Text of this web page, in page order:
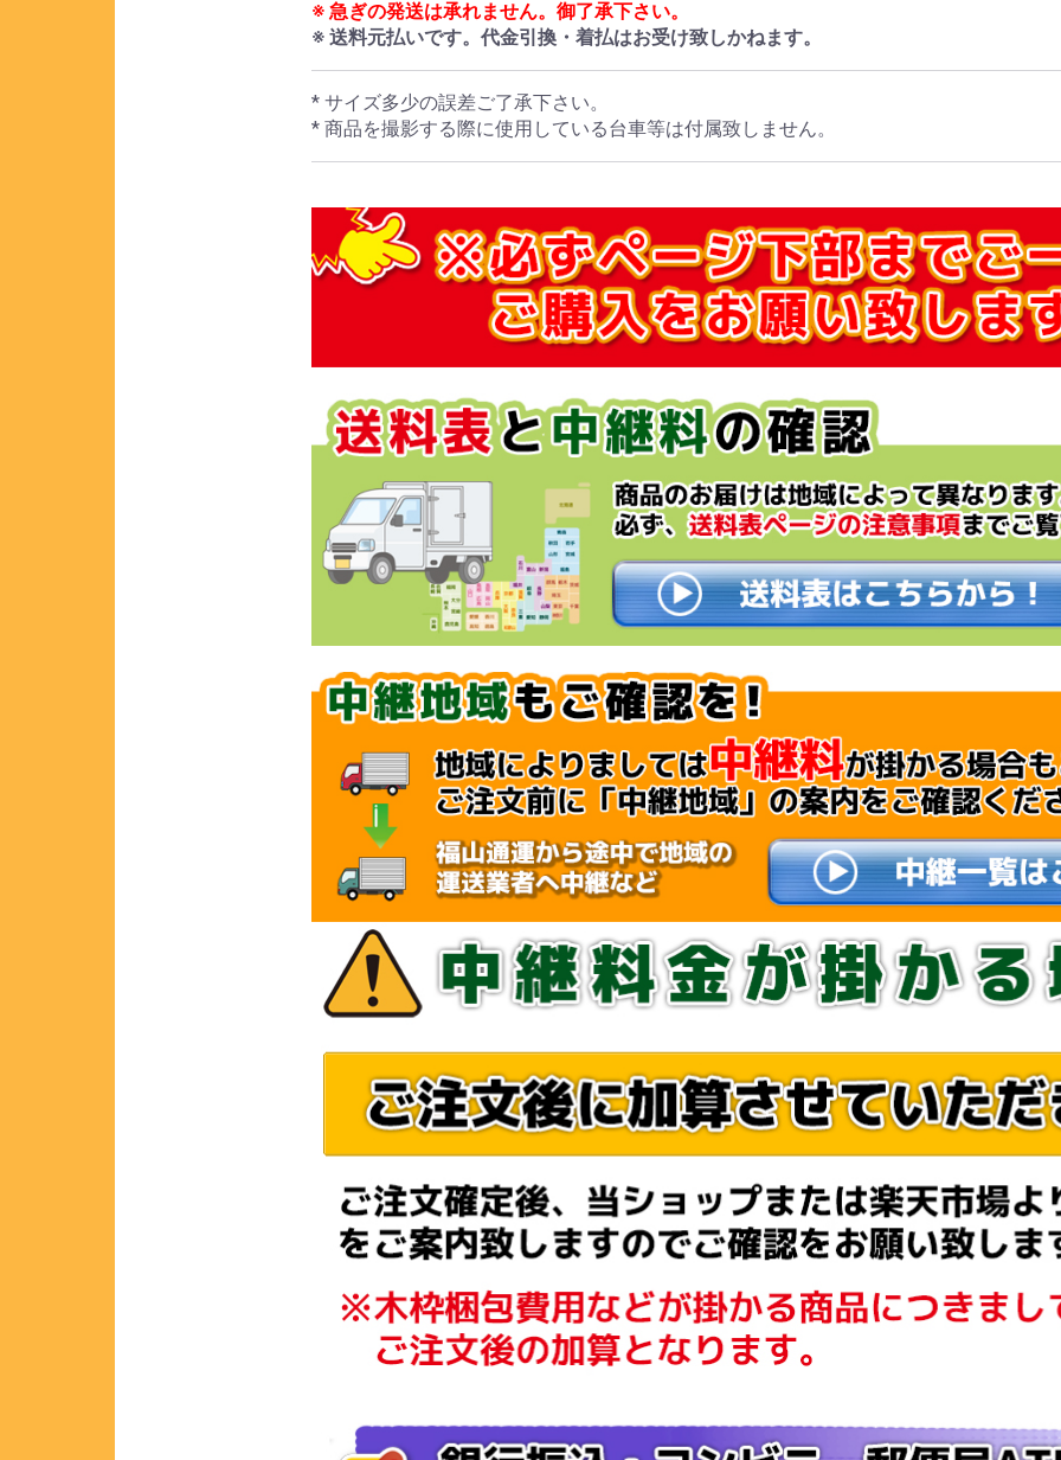
※ 急ぎの発送は承れません。御了承下さい。
※ 送料元払いです。代金引換・着払はお受け致しかねます。
* サイズ多少の誤差ご了承下さい。
* 商品を撮影する際に使用している台車等は付属致しません。